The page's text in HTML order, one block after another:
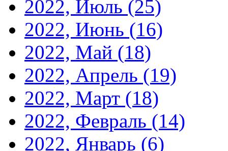
2022, Июль (25)
2022, Июнь (16)
2022, Май (18)
2022, Апрель (19)
2022, Март (18)
2022, Февраль (14)
2022, Январь (6)